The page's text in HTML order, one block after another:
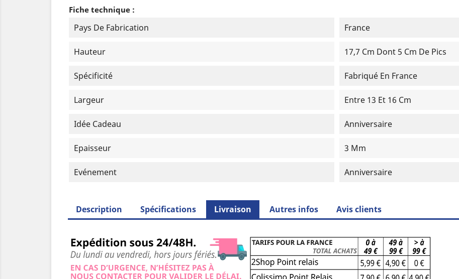
Fiche technique :
Pays De Fabrication France
Hauteur 17,7 Cm Dont 5 Cm De Pics
Spécificité Fabriqué En France
Largeur Entre 13 Et 16 Cm
Idée Cadeau Anniversaire
Epaisseur 3 Mm
Evénement Anniversaire
Description Spécifications Livraison Autres infos Avis clients